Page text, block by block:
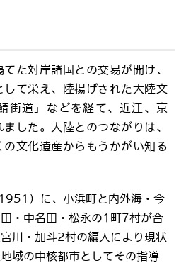
た対岸諸国との交易が開け、
して栄え、陸揚げされた大陸文
街道」などを経て、近江、京
した。大陸とのつながりは、
文化遺産からもうかがい知る
）に、小浜町と内外海・今
・中名田・松永の1町7村が合
川・加斗2村の編入により現状
域の中核都市としてその指導